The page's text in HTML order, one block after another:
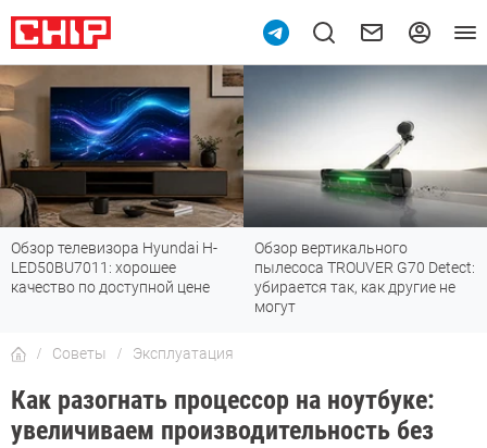
Обзор вертикального
пылесоса TROUVER G70 Detect:
убирается так, как другие не
Топ-8 недорогих роутеров с Wi-
Fi 7: все «плюшки» последнего
стандарта
Советы Эксплуатация
Как разогнать процессор на ноутбуке:
увеличиваем производительность без